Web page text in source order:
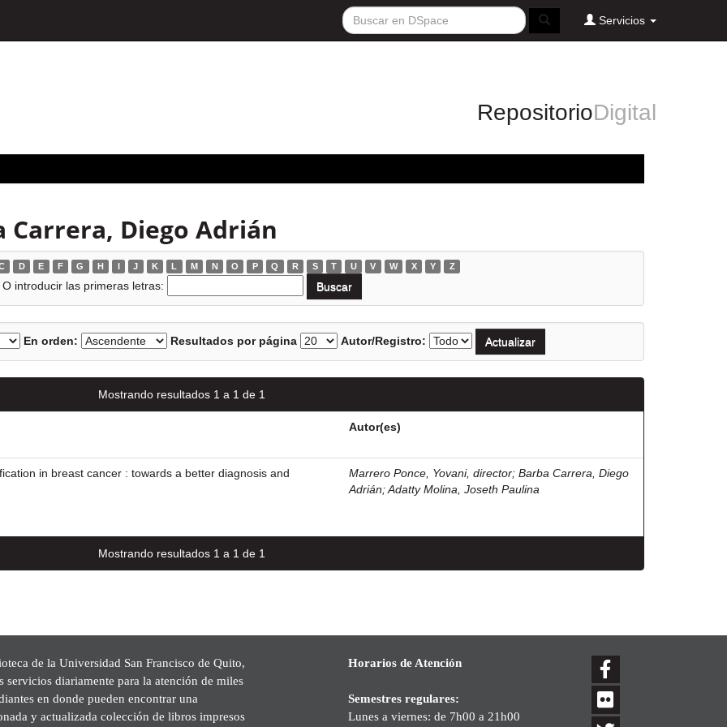
Servicios
RepositorioDigital
Diego Adrián
D E F G H I J K L M N O P Q R S T U V W X Y Z
O introducir las primeras letras:
En orden: Resultados por página Autor/Registro:
Mostrando resultados 1 a 1 de 1
Autor(es)
in breast cancer : towards a better diagnosis and
Marrero Ponce, Yovani, director; Barba Carrera, Diego
Adrián;Adatty Molina, Joseth Paulina
Mostrando resultados 1 a 1 de 1
de la Universidad San Francisco de Quito,
servicios diariamente para la atención de miles
en donde pueden encontrar una
y actualizada colección de libros impresos
Horarios de Atención
Semestres regulares:
Lunes a viernes: de 7h00 a 21h00